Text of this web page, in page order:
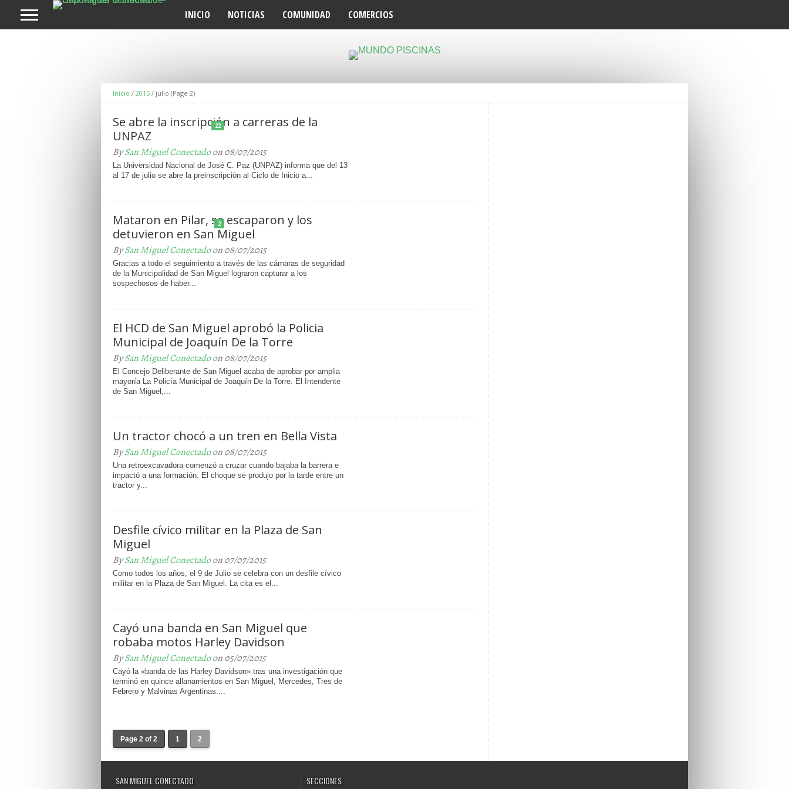
INICIO NOTICIAS COMUNIDAD COMERCIOS
Inicio / 2015 / julio (Page 2)
22
Se abre la inscripción a carreras de la
UNPAZ
BySan Miguel Conectadoon 08/07/2015
La Universidad Nacional de José C. Paz (UNPAZ) informa que del 13
al 17 de julio se abre la preinscripción al Ciclo de Inicio a...
2
Mataron en Pilar, se escaparon y los
detuvieron en San Miguel
BySan Miguel Conectadoon 08/07/2015
Gracias a todo el seguimiento a través de las cámaras de seguridad
de la Municipalidad de San Miguel lograron capturar a los
sospechosos de haber...
El HCD de San Miguel aprobó la Policia
Municipal de Joaquín De la Torre
BySan Miguel Conectadoon 08/07/2015
El Concejo Deliberante de San Miguel acaba de aprobar por amplia
mayoría La Policía Municipal de Joaquín De la Torre. El Intendente
de San Miguel,...
Un tractor chocó a un tren en Bella Vista
BySan Miguel Conectadoon 08/07/2015
Una retroexcavadora comenzó a cruzar cuando bajaba la barrera e
impactó a una formación. El choque se produjo por la tarde entre un
tractor y...
Desfile cívico militar en la Plaza de San
Miguel
BySan Miguel Conectadoon 07/07/2015
Como todos los años, el 9 de Julio se celebra con un desfile cívico
militar en la Plaza de San Miguel. La cita es el...
Cayó una banda en San Miguel que
robaba motos Harley Davidson
BySan Miguel Conectadoon 05/07/2015
Cayó la «banda de las Harley Davidson» tras una investigación que
terminó en quince allanamientos en San Miguel, Mercedes, Tres de
Febrero y Malvinas Argentinas....
Page 2 of 2 1 2
SAN MIGUEL CONECTADO SECCIONES